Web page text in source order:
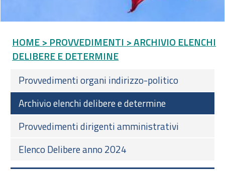
HOME > PROVVEDIMENTI > ARCHIVIO ELENCHI
DELIBERE E DETERMINE
Provvedimenti organi indirizzo-politico
Archivio elenchi delibere e determine
Provvedimenti dirigenti amministrativi
Elenco Delibere anno 2024